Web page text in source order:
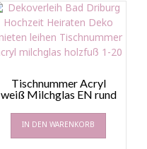
Tischnummer Acryl
weiß Milchglas EN rund
IN DEN WARENKORB